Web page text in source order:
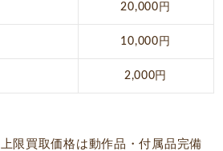
20,000円
10,000円
2,000円
限買取価格は動作品・付属品完備